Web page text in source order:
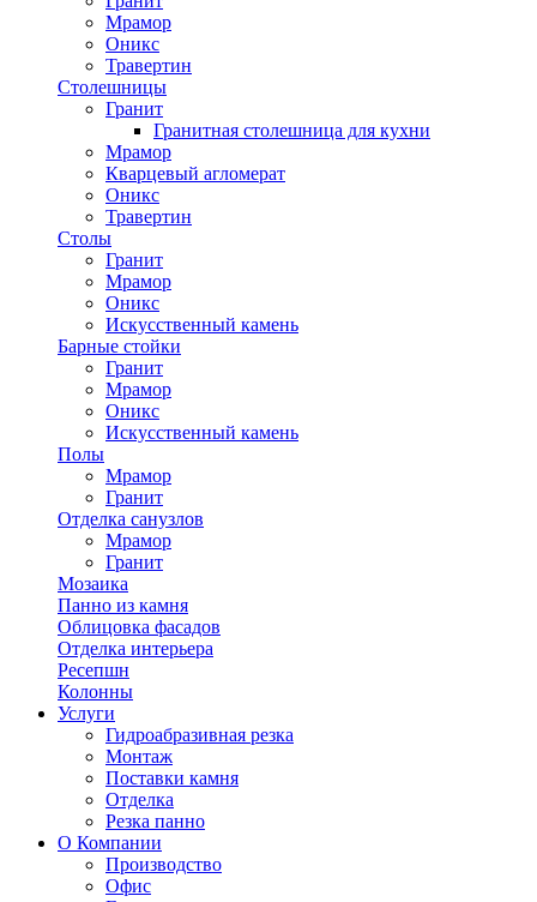
Мрамор
Оникс
Травертин
Столешницы
Гранит
Гранитная столешница для кухни
Мрамор
Кварцевый агломерат
Оникс
Травертин
Столы
Гранит
Мрамор
Оникс
Искусственный камень
Барные стойки
Гранит
Мрамор
Оникс
Искусственный камень
Полы
Мрамор
Гранит
Отделка санузлов
Мрамор
Гранит
Мозаика
Панно из камня
Облицовка фасадов
Отделка интерьера
Ресепшн
Колонны
Услуги
Гидроабразивная резка
Монтаж
Поставки камня
Отделка
Резка панно
О Компании
Производство
Офис